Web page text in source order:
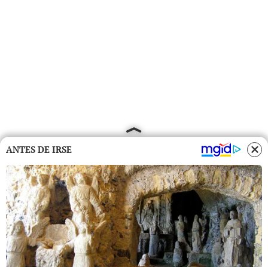
ANTES DE IRSE